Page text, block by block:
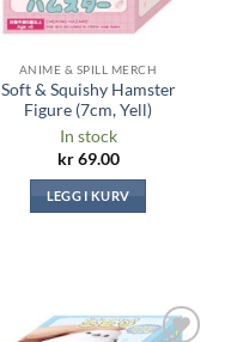
ANIME & SPILL MERCH
Soft & Squishy Hamster
Figure (7cm, Yell)
In stock
kr69.00
LEGG I KURV